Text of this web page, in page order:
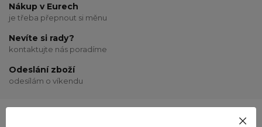
Nákup v Eurech
je třeba přepnout si měnu
Nevíte si rady?
kontaktujte nás poradíme
Odeslání zboží
odesílám o víkendu